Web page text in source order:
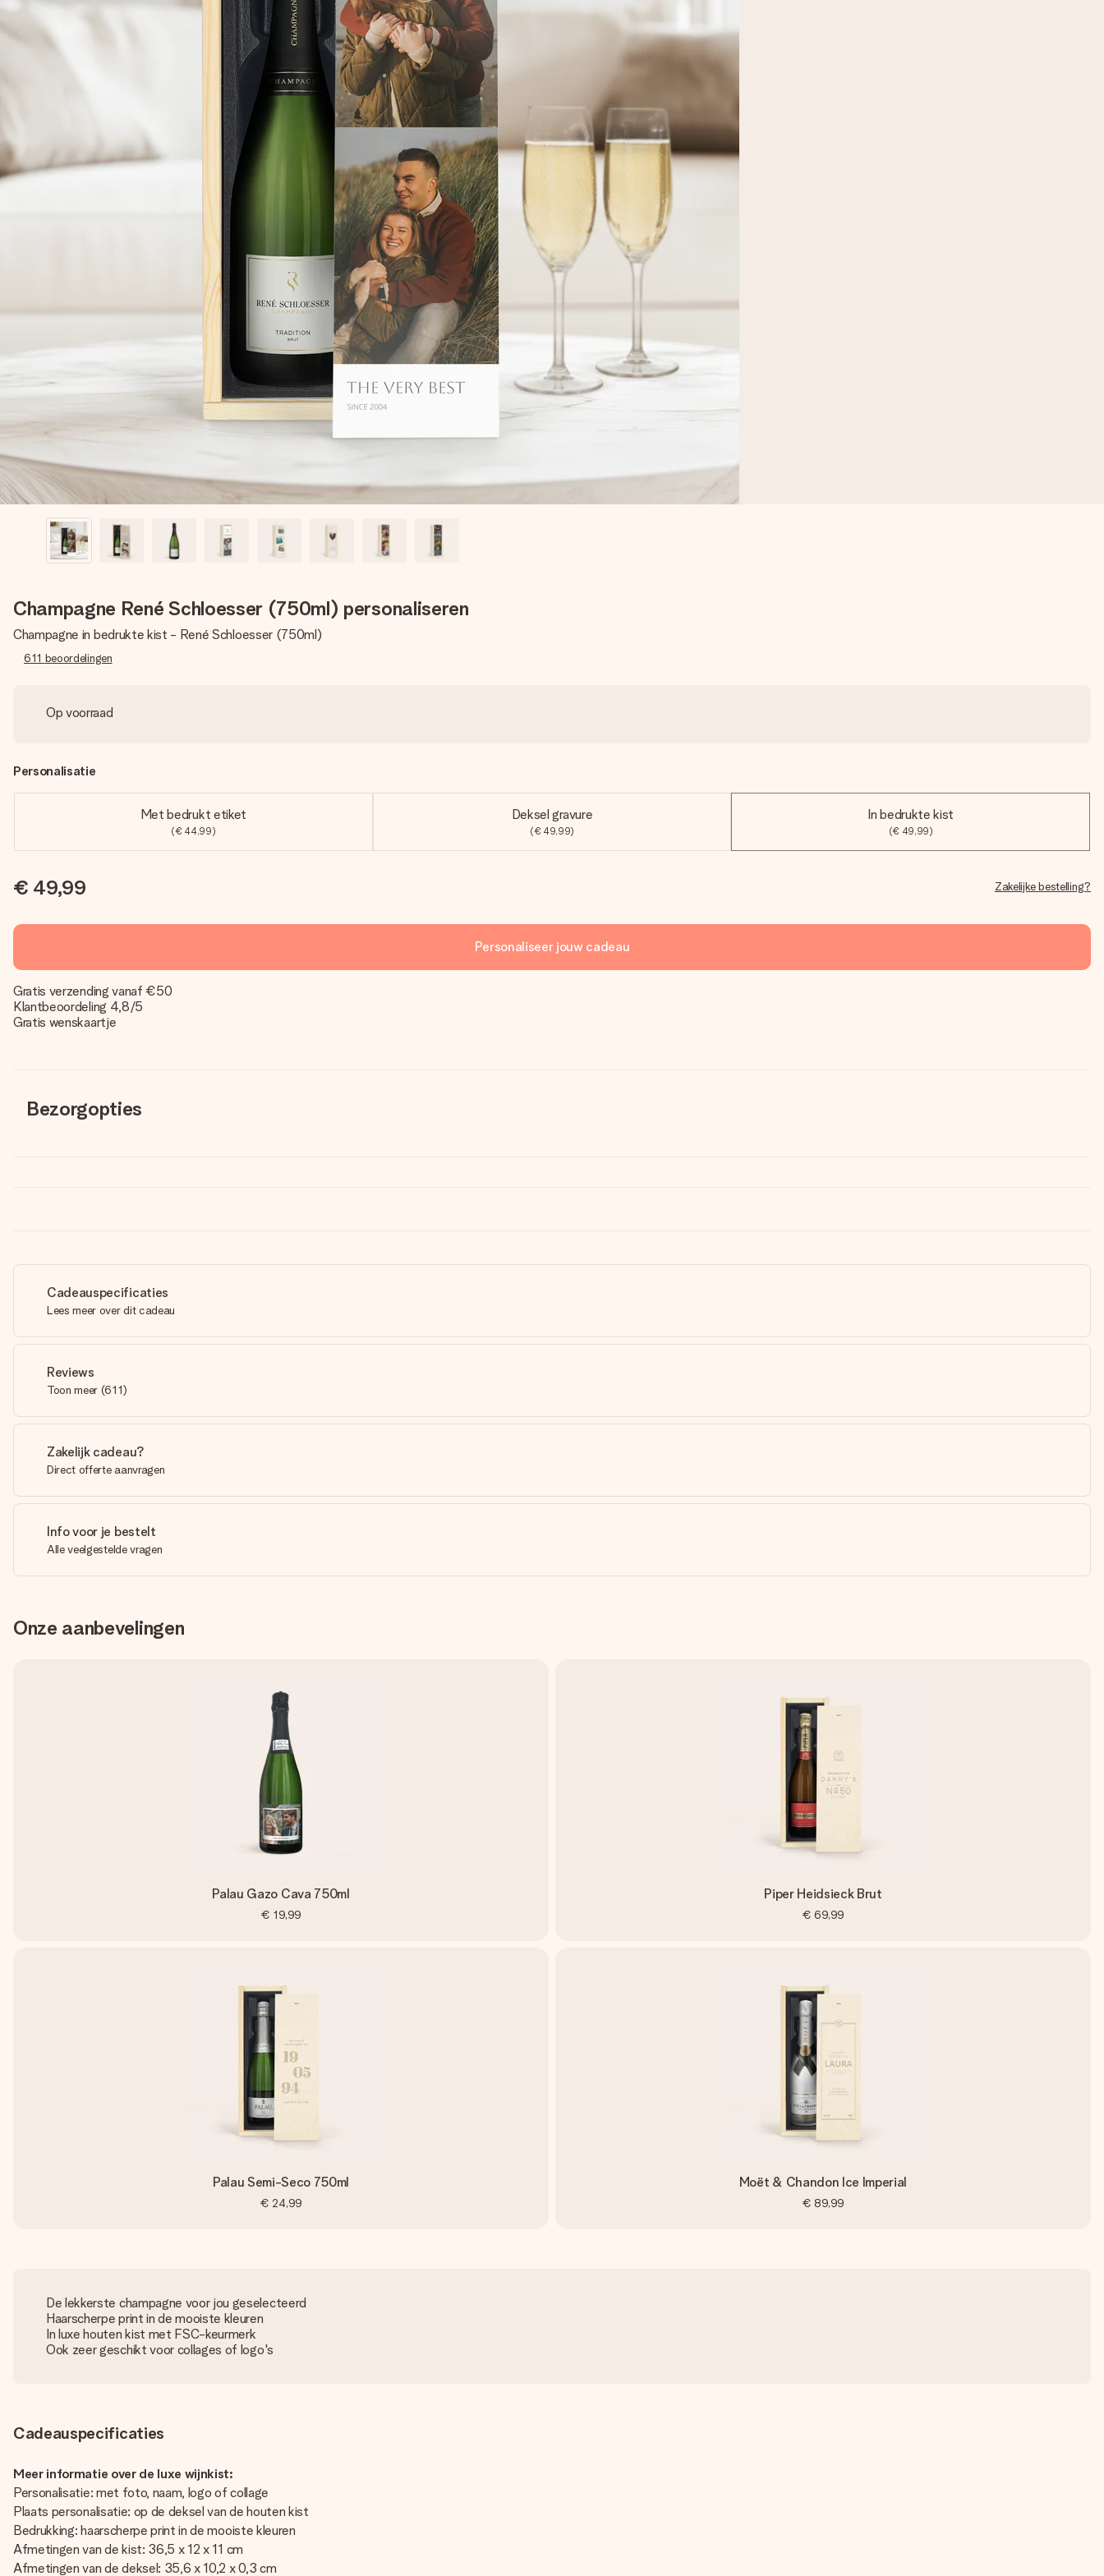
Champagne René Schloesser (750ml) personaliseren
Champagne in bedrukte kist - René Schloesser (750ml)
611 beoordelingen
Op voorraad
Personalisatie
Met bedrukt etiket
(€ 44,99)
Deksel gravure
(€ 49,99)
In bedrukte kist
(€ 49,99)
€ 49,99 Zakelijke bestelling?
Personaliseer jouw cadeau
Gratis verzending vanaf €50
Klantbeoordeling 4,8/5
Gratis wenskaartje
Bezorgopties
Cadeauspecificaties
Lees meer over dit cadeau
Reviews
Toon meer (611)
Zakelijk cadeau?
Direct offerte aanvragen
Info voor je bestelt
Alle veelgestelde vragen
Onze aanbevelingen
Palau Gazo Cava 750ml
€ 19,99
Piper Heidsieck Brut
€ 69,99
Palau Semi-Seco 750ml
€ 24,99
Moët & Chandon Ice Imperial
€ 89,99
De lekkerste champagne voor jou geselecteerd
Haarscherpe print in de mooiste kleuren
In luxe houten kist met FSC-keurmerk
Ook zeer geschikt voor collages of logo's
Cadeauspecificaties
Meer informatie over de luxe wijnkist:
Personalisatie: met foto, naam, logo of collage
Plaats personalisatie: op de deksel van de houten kist
Bedrukking: haarscherpe print in de mooiste kleuren
Afmetingen van de kist: 36,5 x 12 x 11 cm
Afmetingen van de deksel: 35,6 x 10,2 x 0,3 cm